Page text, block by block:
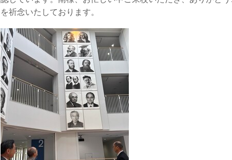
を祈念いたしております。